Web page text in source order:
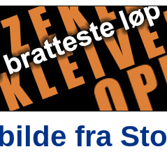
fra